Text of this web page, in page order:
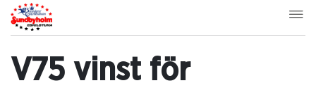
V75 vinst för